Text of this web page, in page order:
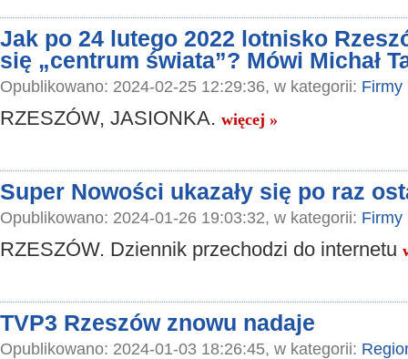
Jak po 24 lutego 2022 lotnisko
się „centrum świata”? Mówi Michał
Opublikowano: 2024-02-25 12:29:36, w kategorii: Firmy
RZESZÓW, JASIONKA. więcej »
Super Nowości ukazały się po raz
Opublikowano: 2024-01-26 19:03:32, w kategorii: Firmy
RZESZÓW. Dziennik przechodzi do internetu
TVP3 Rzeszów znowu nadaje
Opublikowano: 2024-01-03 18:26:45, w kategorii: